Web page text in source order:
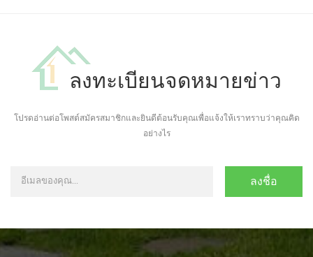
ลงทะเบียนจดหมายข่าว
โปรดอ่านต่อโพสต์สมัครสมาชิกและยินดีต้อนรับคุณเพื่อแจ้งให้เราทราบว่าคุณคิด
อย่างไร